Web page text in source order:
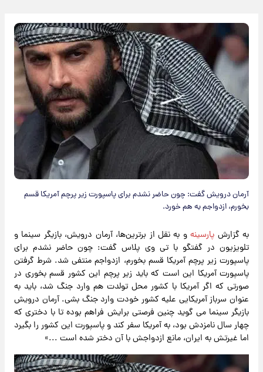
آرمان درویش گفت: چون حاضر نشدم برای پاسپورت زیر پرچم آمریکا قسم
بخورم، ازدواجم به هم خورد.
به گزارش پارسینهو به نقل از برترین‌ها، آرمان درویش، بازیگر سینما و
تلویزیون در گفتگو با تی وی پلاس گفت: چون حاضر نشدم برای
پاسپورت زیر پرچم آمریکا قسم بخورم، ازدواجم منتفی شد. شرط گرفتن
پاسپورت آمریکا این است که باید زیر پرچم این کشور قسم بخوری در
صورتی که اگر آمریکا با کشور محل تولدت هم وارد جنگ شد، باید به
عنوان سرباز آمریکایی علیه کشور خودت وارد جنگ بشی. آرمان درویش
بازیگر سینما می گوید چنین فرصتی برایش فراهم بوده تا با دختری که
چهار سال نامزدش بود، به آمریکا سفر کند و پاسپورت این کشور را بگیرد
اما غیرتش به ایران، مانع ازدواجش با آن دختر شده است ...»